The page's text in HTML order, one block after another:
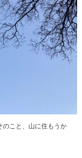
のこと、山に住もうか